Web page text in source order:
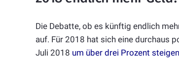
Die Debatte, ob es künftig endlich
auf. Für 2018 hat sich eine durchaus
Juli 2018 um über drei Prozent steigen